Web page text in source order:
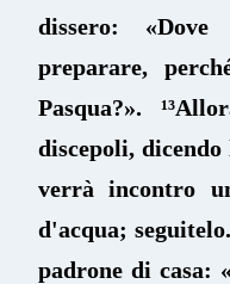
dissero:
preparare,
Pasqua?».
discepoli,
verrà incontro
d'acqua;
padrone di casa: